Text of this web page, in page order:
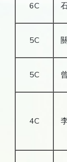
6C
5C
5C
4C